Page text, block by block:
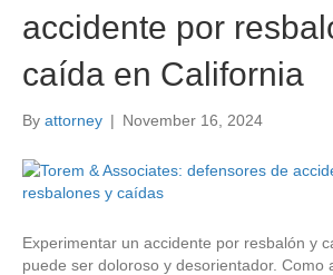
accidente por
caída en California
By attorney | November 16, 2024
Experimentar un accidente por resbalón y
puede ser doloroso y desorientador. Como